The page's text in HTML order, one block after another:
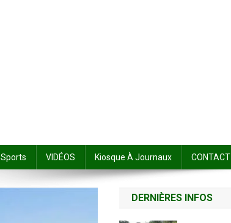
Sports VIDÉOS Kiosque À Journaux CONTACT
DERNIÈRES INFOS